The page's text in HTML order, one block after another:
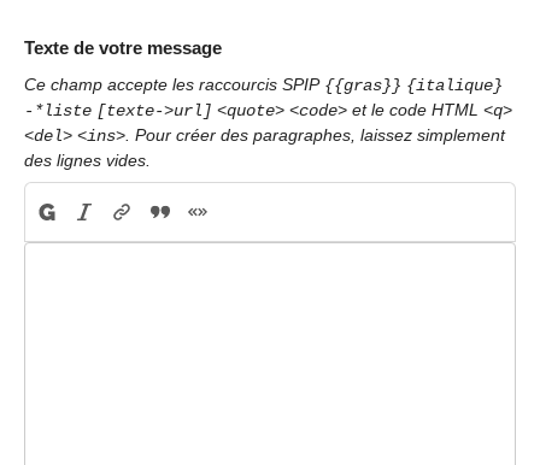
Texte de votre message
Ce champ accepte les raccourcis SPIP {{gras}} {italique}
-*liste [texte->url] <quote> <code> et le code HTML <q>
<del> <ins>. Pour créer des paragraphes, laissez simplement
des lignes vides.